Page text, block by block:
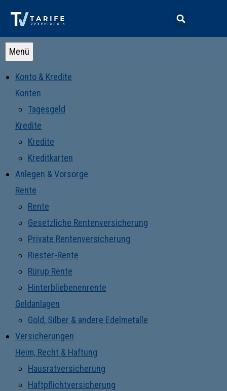
Menü
Konto & Kredite
Konten
Tagesgeld
Kredite
Kredite
Kreditkarten
Anlegen & Vorsorge
Rente
Rente
Gesetzliche Rentenversicherung
Private Rentenversicherung
Riester-Rente
Rürup Rente
Hinterbliebenenrente
Geldanlagen
Gold, Silber & andere Edelmetalle
Versicherungen
Heim, Recht & Haftung
Hausratversicherung
Haftpflichtversicherung